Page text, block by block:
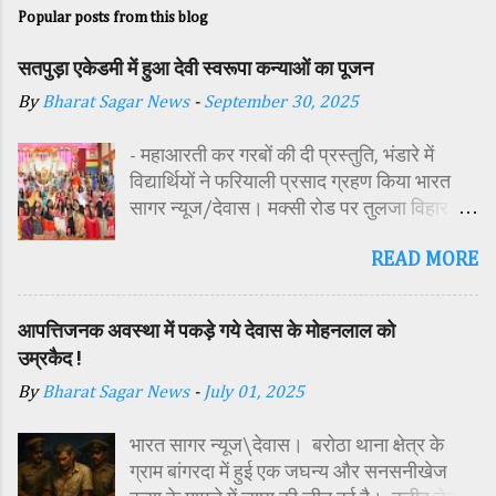
Popular posts from this blog
सतपुड़ा एकेडमी में हुआ देवी स्वरूपा कन्याओं का पूजन
ByBharat Sagar News - September 30, 2025
- महाआरती कर गरबों की दी प्रस्तुति, भंडारे में
विद्यार्थियों ने फरियाली प्रसाद ग्रहण किया भारत
सागर न्यूज/देवास। मक्सी रोड पर तुलजा विहार
पावन अवसर पर कन्या पूजन एवं गरबा महोत्सव का
परिसर में तोरण, रंगोली से आकर्षक साज-सज्जा की
गई। सर्वप्रथम मुख्य अतिथि महिला बाल विकास
विशिष्ट अतिथि शासकीय पॉलिटेक्निक कॉलेज
अध्यक्ष एवं भाजपा जिला अध्यक्ष रायसिंह सेंधव,
स्वास्थ विभाग जिला कार्यक्रम प्रबंधक कामाक्षी दुबे,
READ MORE
आपत्तिजनक अवस्था में पकड़े गये देवास के मोहनलाल को
उम्रकैद !
ByBharat Sagar News - July 01, 2025
भारत सागर न्यूज\देवास। बरोठा थाना क्षेत्र के
ग्राम बांगरदा में हुई एक जघन्य और सनसनीखेज